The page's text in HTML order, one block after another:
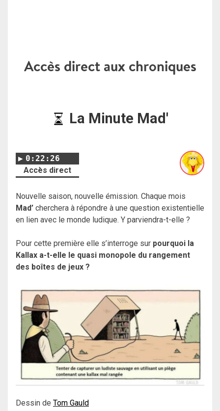
Accès direct aux chroniques
La Minute Mad'
0:22:26
Accès direct
Nouvelle saison, nouvelle émission. Chaque mois
Mad’ cherchera à répondre à une question existentielle
en lien avec le monde ludique. Y parviendra-t-elle ?
Pour cette première elle s’interroge sur pourquoi la
Kallax a-t-elle le quasi monopole du rangement
des boîtes de jeux ?
Dessin de Tom Gauld